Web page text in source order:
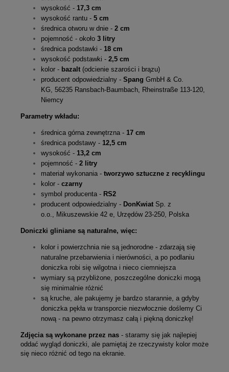
wysokość - 17,3 cm
wysokość rantu - 5 cm
średnica otworu w dnie - 2 cm
pojemność - około 3 litry
średnica podstawki - 18 cm
wysokość podstawki - 2,5 cm
kolor - bazalt (odcienie szarości i brązu)
producent odpowiedzialny - Spang GmbH & Co.
KG, 56235 Ransbach-Baumbach, Rheinstraße 113-120,
Niemcy
Parametry wkładu:
średnica górna zewnętrzna - 17 cm
średnica podstawy - 12,5 cm
wysokość - 13,2 cm
pojemność - 2 litry
materiał wykonania - tworzywo sztuczne z recyklingu
kolor - czarny
symbol producenta - RS2
producent odpowiedzialny - DonKwiat Sp. z
o.o., Mikuszewskie 42 e, Urzędów 23-250, Polska
Doniczki gliniane są naturalne, więc:
kolor i powierzchnia nie są jednorodne - zdarzają się
naturalne przebarwienia i nierówności, a po podlaniu
doniczka robi się wilgotna i nieco ciemniejsza
wymiary są przybliżone, poszczególne doniczki mogą
się minimalnie różnić
są kruche, ale pakujemy je bardzo starannie, a gdyby
doniczka pękła w transporcie niezwłocznie doślemy Ci
nową - na pewno otrzymasz całą i piękną doniczkę!
Zdjęcia są wykonane przez nas - staramy się jak najlepiej
oddać wygląd doniczki, ale pamiętaj że rzeczywisty kolor może
się nieco różnić od tego na ekranie.